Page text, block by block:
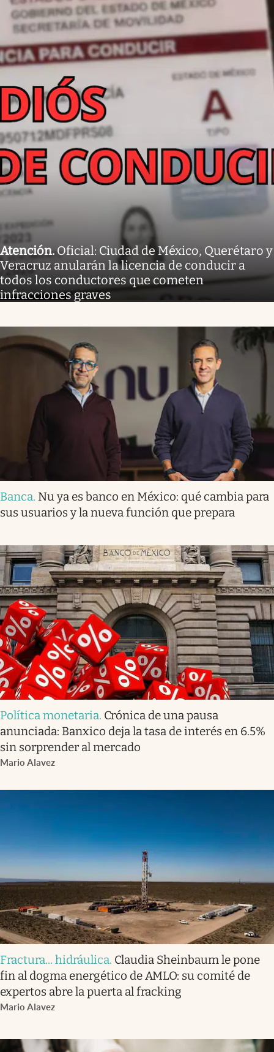
Atención.Oficial: Ciudad de México, Querétaro y
Veracruz anularán la licencia de conducir a
todos los conductores que cometen
infracciones graves
Banca. Nu ya es banco en México: qué cambia para
sus usuarios y la nueva función que prepara
Política monetaria. Crónica de una pausa
anunciada: Banxico deja la tasa de interés en 6.5%
sin sorprender al mercado
Mario Alavez
Fractura... hidráulica. Claudia Sheinbaum le pone
fin al dogma energético de AMLO: su comité de
expertos abre la puerta al fracking
Mario Alavez